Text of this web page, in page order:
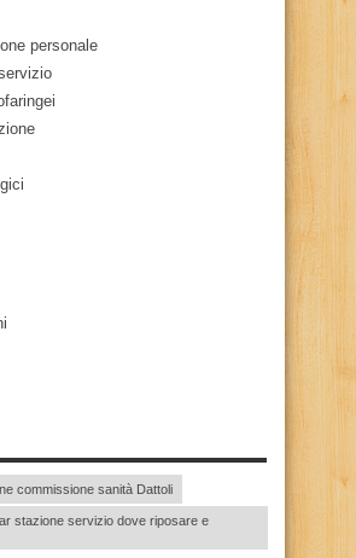
personale
commissione sanità Dattoli
stazione servizio dove riposare e